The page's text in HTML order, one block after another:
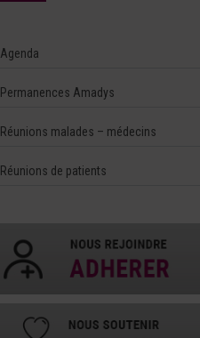
Agenda
Permanences Amadys
Réunions malades – médecins
Réunions de patients